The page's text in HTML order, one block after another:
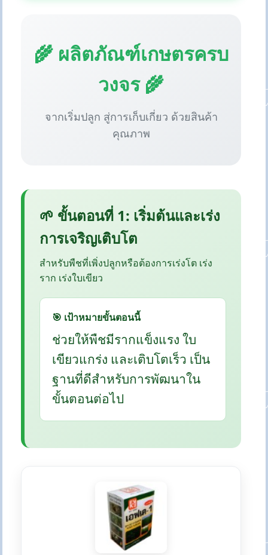
🌾 ผลิตภัณฑ์เกษตรครบ
วงจร 🌾
จากเริ่มปลูก สู่การเก็บเกี่ยว ด้วยสินค้า
คุณภาพ
🌱 ขั้นตอนที่ 1: เริ่มต้นและเร่ง
การเจริญเติบโต
สำหรับพืชที่เพิ่งปลูกหรือต้องการเร่งโต เร่ง
ราก เร่งใบเขียว
🎯 เป้าหมายขั้นตอนนี้
ช่วยให้พืชมีรากแข็งแรง ใบ
เขียวแกร่ง และเติบโตเร็ว เป็น
ฐานที่ดีสำหรับการพัฒนาใน
ขั้นตอนต่อไป